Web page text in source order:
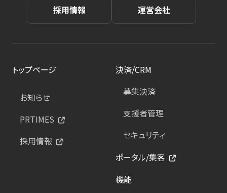
採用情報 運営会社
トップページ
お知らせ
PRTIMES
採用情報
決済/CRM
募集決済
支援者管理
セキュリティ
ポータル/集客
機能